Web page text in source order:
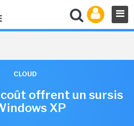
CLOUD
coût offrent un sursis
XP